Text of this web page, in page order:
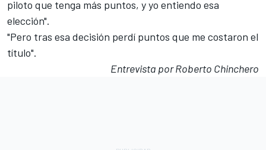
piloto que tenga más puntos, y yo entiendo esa
elección".
"Pero tras esa decisión perdí puntos que me costaron el
título".
Entrevista por Roberto Chinchero